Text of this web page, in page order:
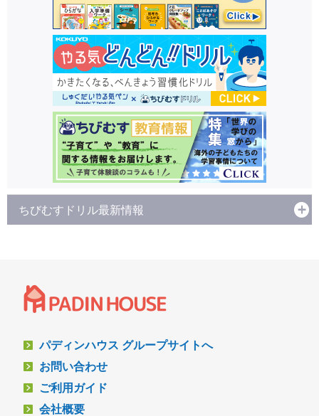
ちびむすドリル最新情報
パディンハウス グループサイトへ
お問い合わせ
ご利用ガイド
会社概要